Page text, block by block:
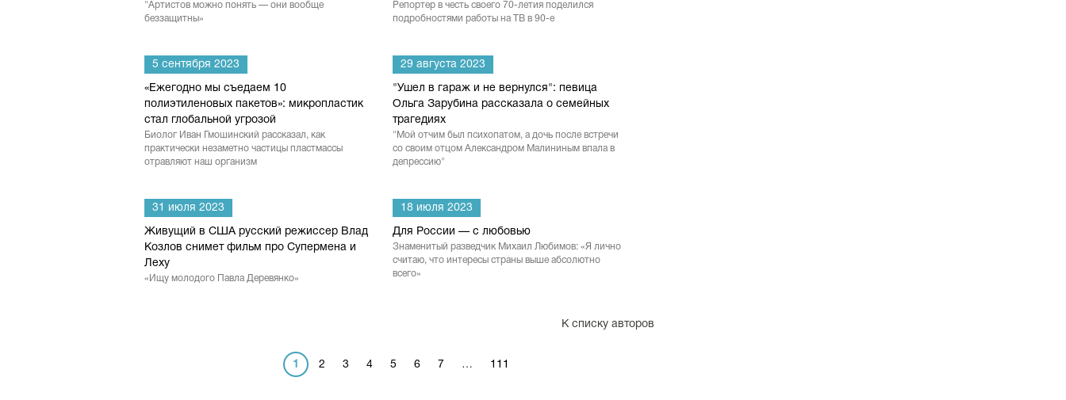
"Артистов можно понять — они вообще
беззащитны»
Репортер в честь своего 70-летия поделился
подробностями работы на ТВ в 90-е
5 сентября 2023
«Ежегодно мы съедаем 10
полиэтиленовых пакетов»: микропластик
стал глобальной угрозой
Биолог Иван Гмошинский рассказал, как
практически незаметно частицы пластмассы
отравляют наш организм
29 августа 2023
"Ушел в гараж и не вернулся": певица
Ольга Зарубина рассказала о семейных
трагедиях
"Мой отчим был психопатом, а дочь после встречи
со своим отцом Александром Малининым впала в
депрессию"
31 июля 2023
Живущий в США русский режиссер Влад
Козлов снимет фильм про Супермена и
Леху
«Ищу молодого Павла Деревянко»
18 июля 2023
Для России — с любовью
Знаменитый разведчик Михаил Любимов: «Я лично
считаю, что интересы страны выше абсолютно
всего»
К списку авторов
1 2 3 4 5 6 7 … 111